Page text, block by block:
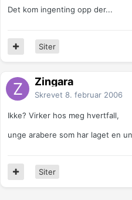
Det kom ingenting opp der...
Siter
Zingara
Skrevet 8. februar 2006
Ikke? Virker hos meg hvertfall,
unge arabere som har laget en
Siter